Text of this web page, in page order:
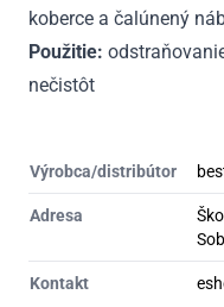
koberce a čalúnený
Použitie:
nečistôt
Výrobca/distribútor
Adresa
Kontakt